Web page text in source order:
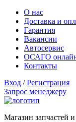
О нас
Доставка и
Гарантия
Вакансии
Автосервис
ОСАГО
Контакты
Вход / Регистрация
Запрос менеджеру
Магазин запчастей